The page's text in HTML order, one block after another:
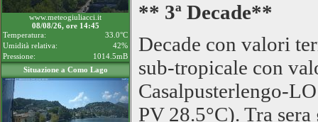
www.meteogiuliacci.it
08/08/26, ore 14:45
Temperatura:
33.0°C
Umidità relativa:
42%
Pressione:
1014.5mB
Situazione a Como Lago
** 3ª Decade**
Decade con valori
sub-tropicale con
Casalpusterlengo-
PV 28.5°C). Tra